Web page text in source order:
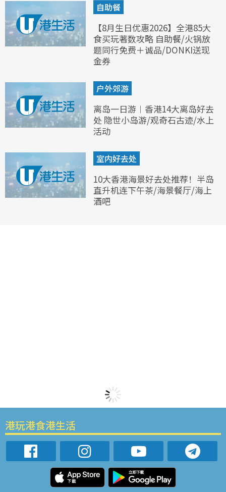
自助餐
【8月生日优惠2026】全港85大
食买玩著数攻略 自助餐/火锅放
题同行免费＋诚品/DONKI送现
金券
户外郊游
离岛一日游︱香港14大离岛好去
处 隐世小岛游/观奇石古迹/水上
活动
室内好去处
10大香港海景好去处推荐！半岛
直升机连下午茶/海景餐厅/海上
酒吧
港玩港食港生活